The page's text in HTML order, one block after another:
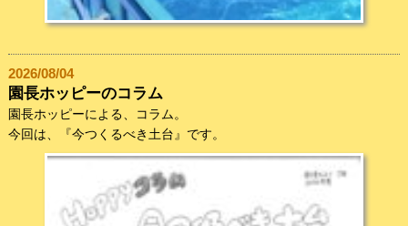
2026/08/04
園長ホッピーのコラム
園長ホッピーによる、コラム。
今回は、『今つくるべき土台』です。